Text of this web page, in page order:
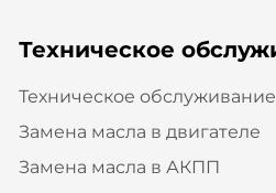
Техническое
Техническое
Замена масла в двигателе
Замена масла в АКПП